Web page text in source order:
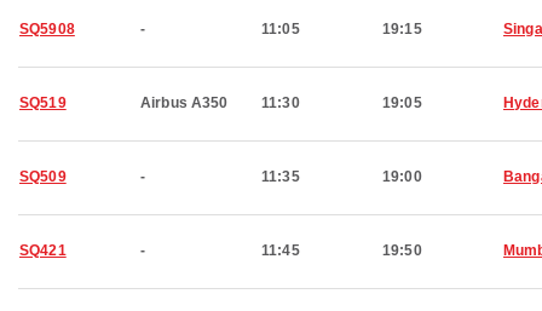
SQ5908 - 11:05 19:15
SQ519 Airbus A350 11:30 19:05
SQ509 - 11:35 19:00
SQ421 - 11:45 19:50